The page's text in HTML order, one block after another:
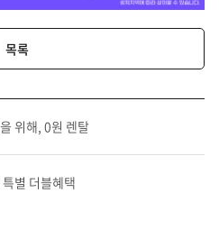
목록
위해, 0원 렌탈
별 더블혜택